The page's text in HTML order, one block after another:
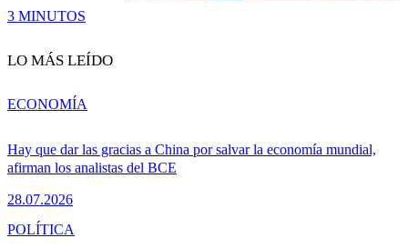
3 MINUTOS
LO MÁS LEÍDO
Hay que dar las gracias a China por salvar la economía mundial,
afirman los analistas del BCE
28.07.2026
ECONOMÍA
POLÍTICA